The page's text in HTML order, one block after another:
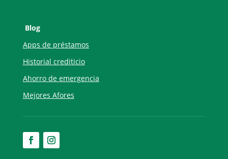
Blog
Apps de préstamos
Historial crediticio
Ahorro de emergencia
Mejores Afores